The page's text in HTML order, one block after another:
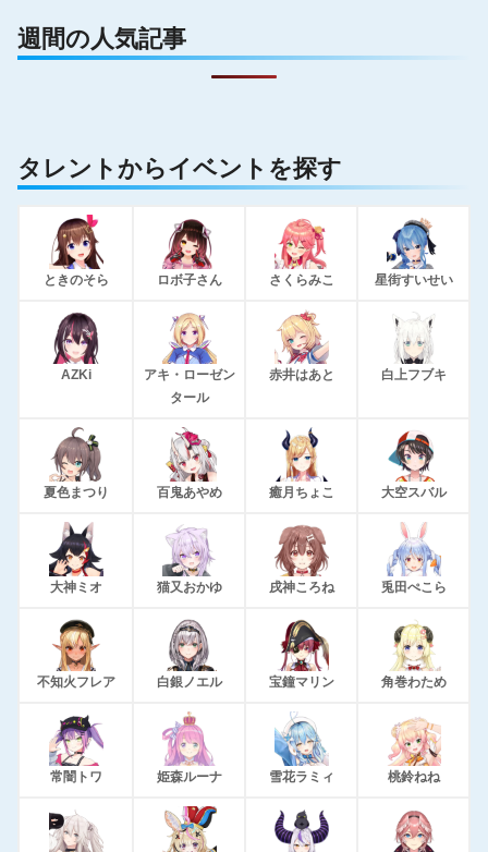
週間の人気記事
タレントからイベントを探す
ときのそら ロボ子さん さくらみこ 星街すいせい
AZKi
アキ・ローゼン
タール
赤井はあと 白上フブキ
夏色まつり 百鬼あやめ 癒月ちょこ 大空スバル
大神ミオ 猫又おかゆ 戌神ころね 兎田ぺこら
不知火フレア 白銀ノエル 宝鐘マリン 角巻わため
常闇トワ 姫森ルーナ 雪花ラミィ 桃鈴ねね